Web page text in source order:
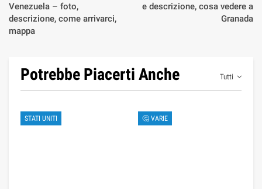
Venezuela – foto,
descrizione, come arrivarci,
mappa
e descrizione, cosa vedere a
Granada
Tutti
Potrebbe Piacerti Anche
STATI UNITI 🤔 VARIE